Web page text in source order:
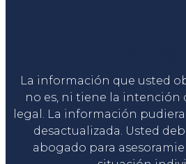
La información que usted
no es, ni tiene la intención
legal. La información
desactualizada. Usted
abogado para